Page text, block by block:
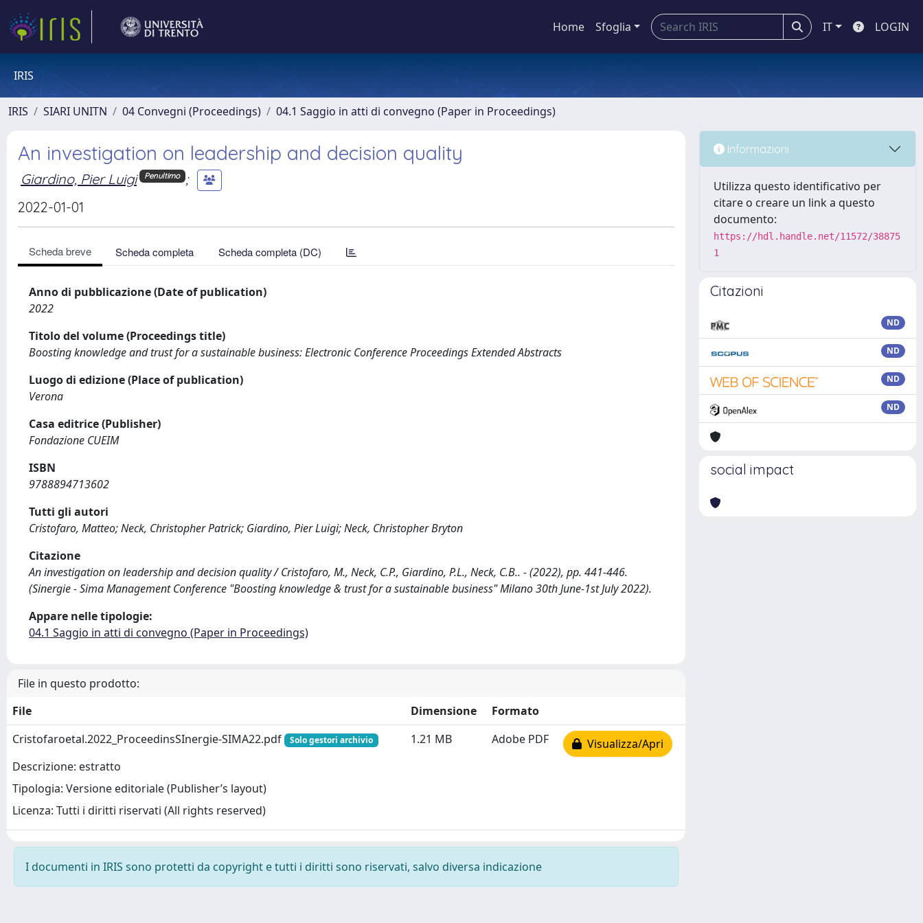
Home Sfoglia IT LOGIN
IRIS
IRIS SIARI UNITN 04 Convegni (Proceedings) 04.1 Saggio in atti di convegno (Paper in Proceedings)
An investigation on leadership and decision quality
Giardino, Pier Luigi Penultimo ;
2022-01-01
Scheda breve Scheda completa Scheda completa (DC)
Anno di pubblicazione (Date of publication)
2022
Titolo del volume (Proceedings title)
Boosting knowledge and trust for a sustainable business: Electronic Conference Proceedings Extended Abstracts
Luogo di edizione (Place of publication)
Verona
Casa editrice (Publisher)
Fondazione CUEIM
ISBN
9788894713602
Tutti gli autori
Cristofaro, Matteo; Neck, Christopher Patrick; Giardino, Pier Luigi; Neck, Christopher Bryton
Citazione
An investigation on leadership and decision quality / Cristofaro, M., Neck, C.P., Giardino, P.L., Neck, C.B.. - (2022), pp. 441-446.
(Sinergie - Sima Management Conference "Boosting knowledge & trust for a sustainable business" Milano 30th June-1st July 2022).
Appare nelle tipologie:
04.1 Saggio in atti di convegno (Paper in Proceedings)
File in questo prodotto:
File
Dimensione
Formato
Cristofaroetal.2022_ProceedinsSInergie-SIMA22.pdf
Solo gestori archivio
Descrizione: estratto
Tipologia: Versione editoriale (Publisher’s layout)
Licenza: Tutti i diritti riservati (All rights reserved)
1.21 MB Adobe PDF Visualizza/Apri
I documenti in IRIS sono protetti da copyright e tutti i diritti sono riservati, salvo diversa indicazione
Informazioni
Utilizza questo identificativo per
citare o creare un link a questo
documento:
https://hdl.handle.net/11572/38875
1
Citazioni
ND
ND
ND
ND
social impact